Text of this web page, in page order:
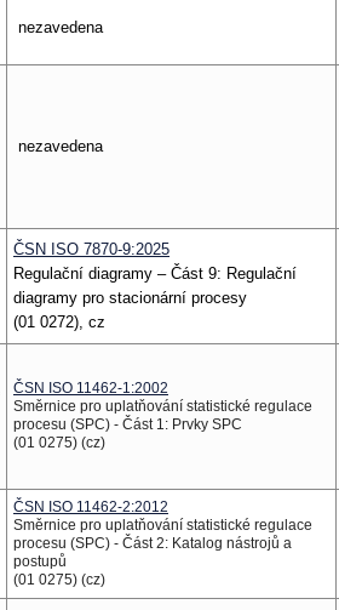
nezavedena
nezavedena
ČSN ISO 7870-9:2025
Regulační diagramy – Část 9: Regulační
diagramy pro stacionární procesy
(01 0272), cz
ČSN ISO 11462-1:2002
Směrnice pro uplatňování statistické regulace
procesu (SPC) - Část 1: Prvky SPC
(01 0275) (cz)
ČSN ISO 11462-2:2012
Směrnice pro uplatňování statistické regulace
procesu (SPC) - Část 2: Katalog nástrojů a
postupů
(01 0275) (cz)